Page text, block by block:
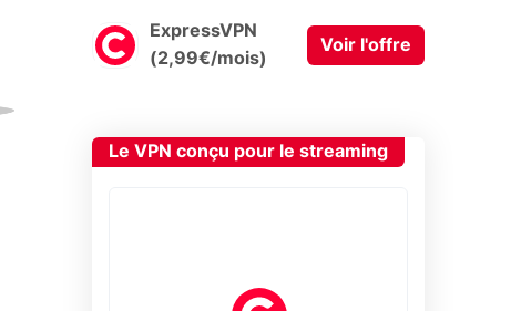
ExpressVPN
(2,99€/mois)
Voir l'offre
Le VPN conçu pour le streaming